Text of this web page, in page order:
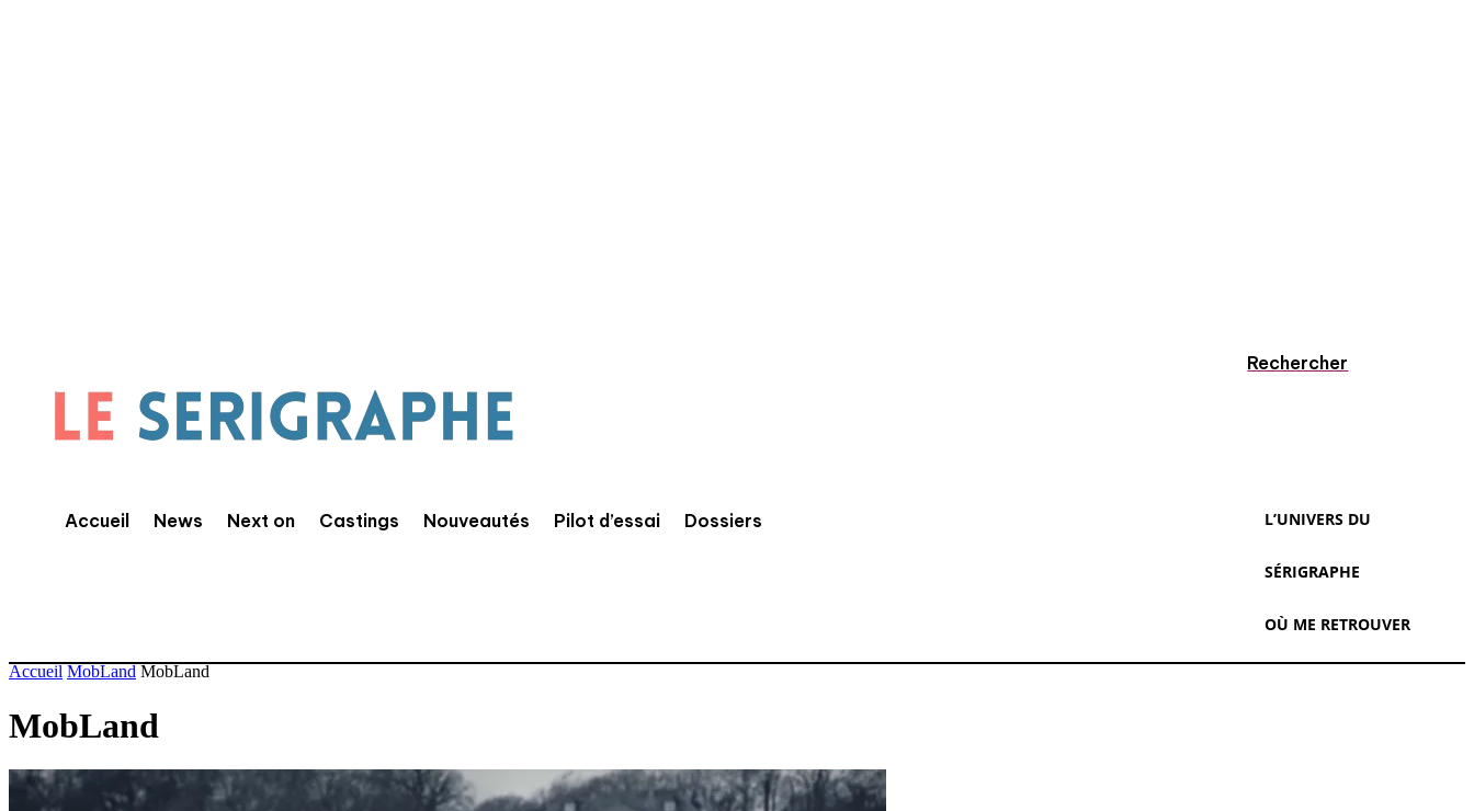
Accueil News Next on Castings Nouveautés Pilot d’essai Dossiers
Rechercher
L’UNIVERS DU
SÉRIGRAPHE
OÙ ME RETROUVER
Accueil MobLand MobLand
MobLand